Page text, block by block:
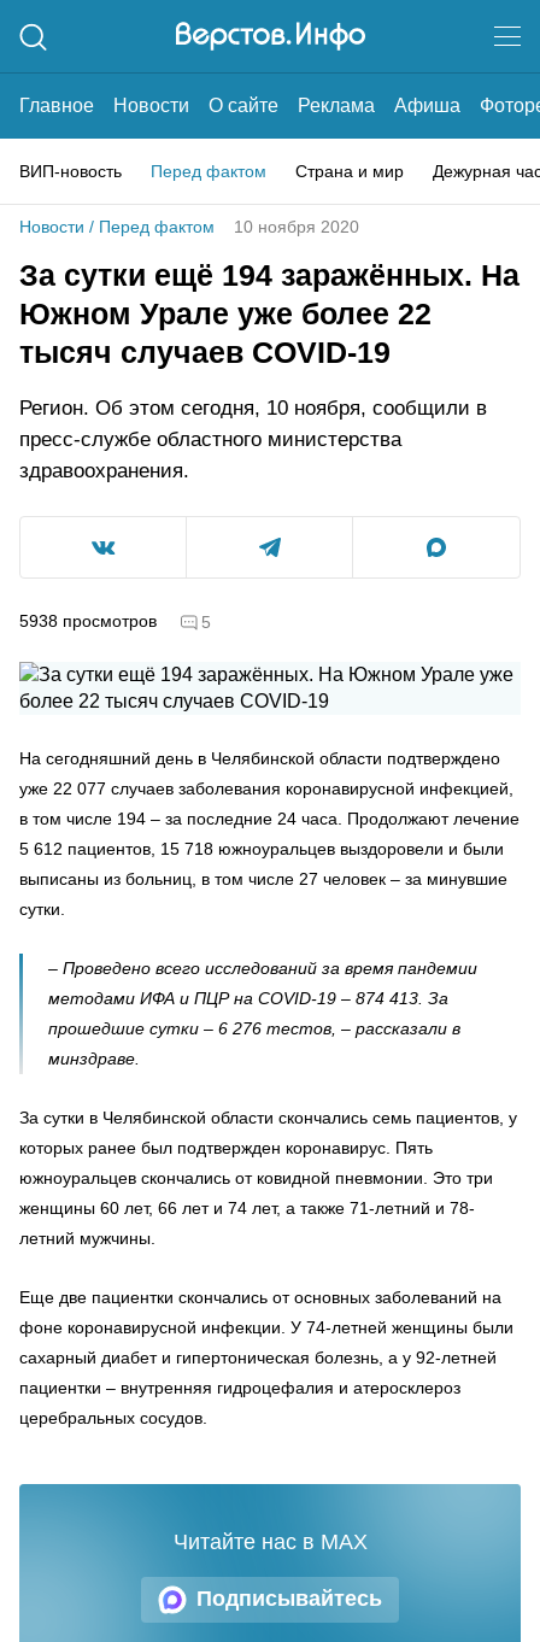
Главное Новости О сайте Реклама Афиша
ВИП-новость Перед фактом Страна и мир Дежурная
Новости / Перед фактом 10 ноября 2020
За сутки ещё 194 заражённых. На
Южном Урале уже более 22
тысяч случаев COVID-19
Регион. Об этом сегодня, 10 ноября, сообщили в
пресс-службе областного министерства
здравоохранения.
5938 просмотров 5
На сегодняшний день в Челябинской области подтверждено
уже 22 077 случаев заболевания коронавирусной инфекцией,
в том числе 194 – за последние 24 часа. Продолжают лечение
5 612 пациентов, 15 718 южноуральцев выздоровели и были
выписаны из больниц, в том числе 27 человек – за минувшие
сутки.
– Проведено всего исследований за время пандемии
методами ИФА и ПЦР на COVID-19 – 874 413. За
прошедшие сутки – 6 276 тестов, – рассказали в
минздраве.
За сутки в Челябинской области скончались семь пациентов, у
которых ранее был подтвержден коронавирус. Пять
южноуральцев скончались от ковидной пневмонии. Это три
женщины 60 лет, 66 лет и 74 лет, а также 71-летний и 78-
летний мужчины.
Еще две пациентки скончались от основных заболеваний на
фоне коронавирусной инфекции. У 74-летней женщины были
сахарный диабет и гипертоническая болезнь, а у 92-летней
пациентки – внутренняя гидроцефалия и атеросклероз
церебральных сосудов.
Подписывайтесь
Читайте нас в MAX